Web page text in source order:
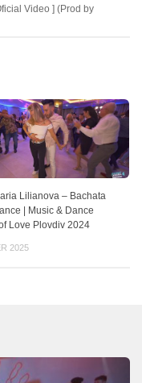
Video ] (Prod by
Lilianova – Bachata
| Music & Dance
Love Plovdiv 2024
2025